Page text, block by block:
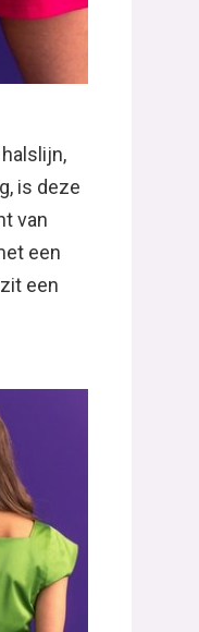
is deze
van
een
een